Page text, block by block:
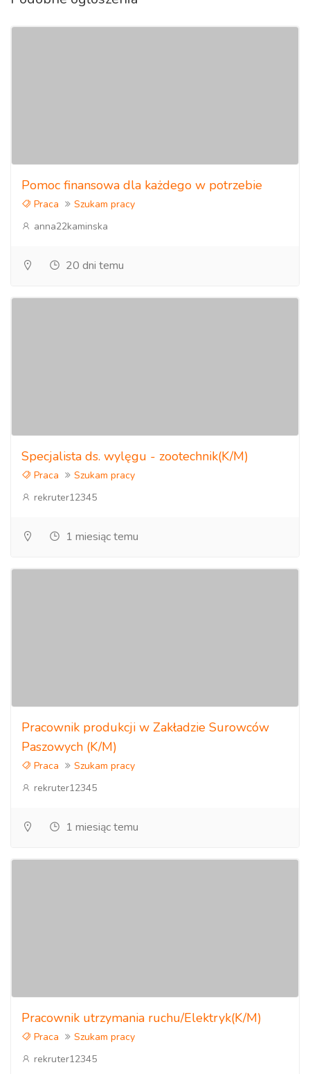
Pomoc finansowa dla każdego w potrzebie
Praca
Szukam pracy
anna22kaminska
20 dni temu
Specjalista ds. wylęgu - zootechnik(K/M)
Praca
Szukam pracy
rekruter12345
1 miesiąc temu
Pracownik produkcji w Zakładzie Surowców
Paszowych (K/M)
Praca
Szukam pracy
rekruter12345
1 miesiąc temu
Pracownik utrzymania ruchu/Elektryk(K/M)
Praca
Szukam pracy
rekruter12345